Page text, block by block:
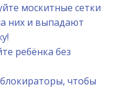
москитные сетки
них и выпадают
ребёнка без
чтобы